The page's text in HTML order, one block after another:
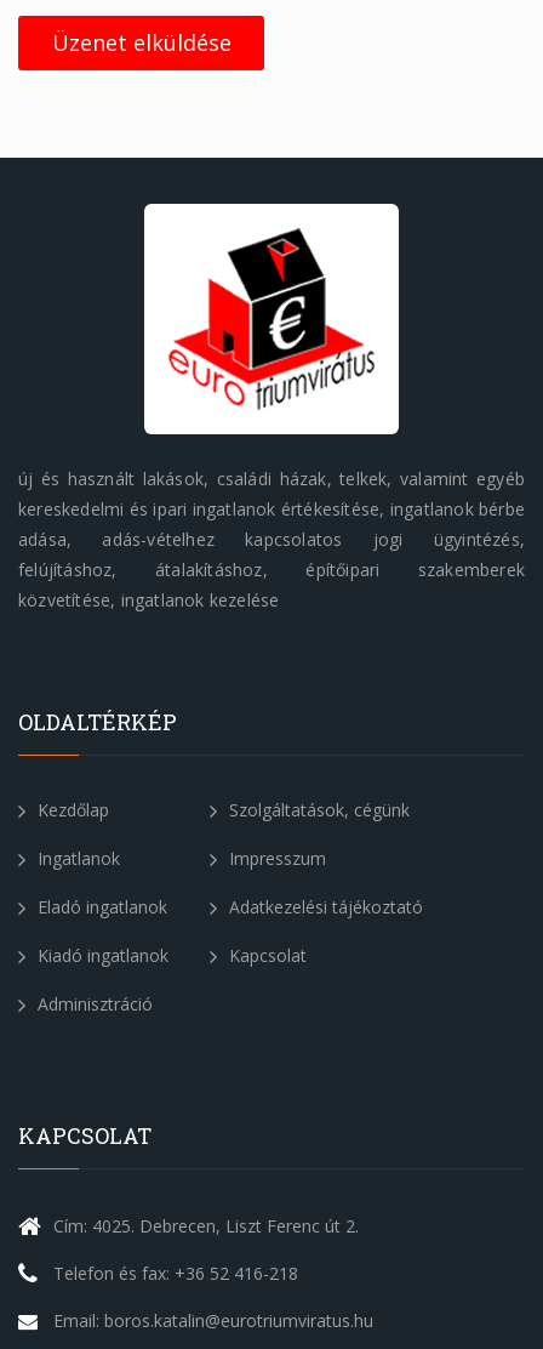
Üzenet elküldése
új és használt lakások, családi házak, telkek, valamint egyéb
kereskedelmi és ipari ingatlanok értékesítése, ingatlanok bérbe
adása, adás-vételhez kapcsolatos jogi ügyintézés,
felújításhoz, átalakításhoz, építőipari szakemberek
közvetítése, ingatlanok kezelése
OLDALTÉRKÉP
Kezdőlap
Ingatlanok
Eladó ingatlanok
Kiadó ingatlanok
Adminisztráció
Szolgáltatások, cégünk
Impresszum
Adatkezelési tájékoztató
Kapcsolat
KAPCSOLAT
Cím: 4025. Debrecen, Liszt Ferenc út 2.
Telefon és fax: +36 52 416-218
Email: boros.katalin@eurotriumviratus.hu